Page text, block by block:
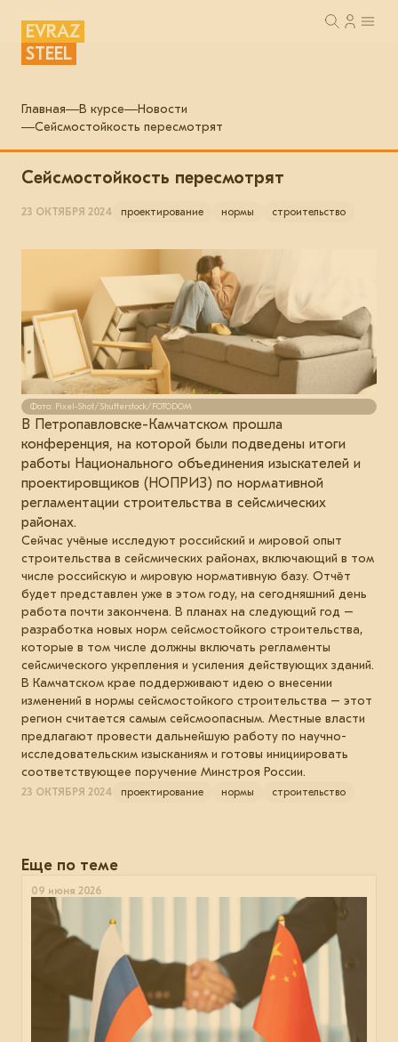
EVRAZ
STEEL
Главная В курсе
Новости
Сейсмостойкость пересмотрят
Сейсмостойкость пересмотрят
23 ОКТЯБРЯ 2024 проектирование нормы строительство
Фото: Pixel-Shot/Shutterstock/FOTODOM
В Петропавловске-Камчатском прошла
конференция, на которой были подведены итоги
работы Национального объединения изыскателей и
проектировщиков (НОПРИЗ) по нормативной
регламентации строительства в сейсмических
районах.
Сейчас учёные исследуют российский и мировой опыт
строительства в сейсмических районах, включающий в том
числе российскую и мировую нормативную базу. Отчёт
будет представлен уже в этом году, на сегодняшний день
работа почти закончена. В планах на следующий год –
разработка новых норм сейсмостойкого строительства,
которые в том числе должны включать регламенты
сейсмического укрепления и усиления действующих зданий.
В Камчатском крае поддерживают идею о внесении
изменений в нормы сейсмостойкого строительства – этот
регион считается самым сейсмоопасным. Местные власти
предлагают провести дальнейшую работу по научно-
исследовательским изысканиям и готовы инициировать
соответствующее поручение Минстроя России.
23 ОКТЯБРЯ 2024 проектирование нормы строительство
Еще по теме
09 июня 2026